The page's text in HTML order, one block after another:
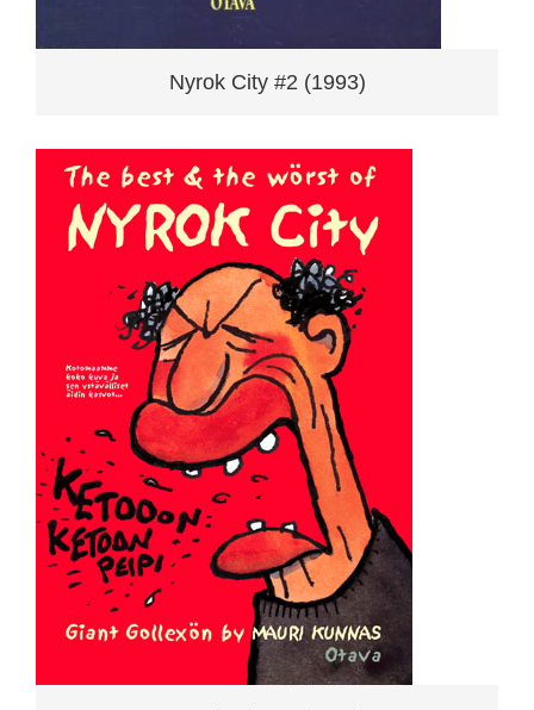
Nyrok City #2 (1993)